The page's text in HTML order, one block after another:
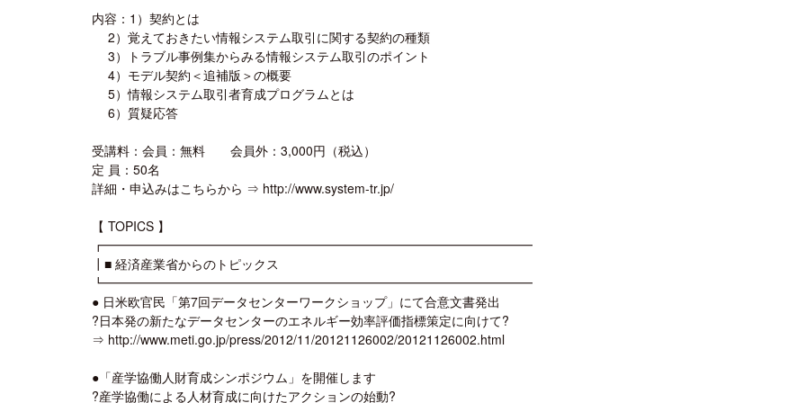
内容：1）契約とは
2）覚えておきたい情報システム取引に関する契約の種類
3）トラブル事例集からみる情報システム取引のポイント
4）モデル契約＜追補版＞の概要
5）情報システム取引者育成プログラムとは
6）質疑応答
受講料：会員：無料 会員外：3,000円（税込）
定 員：50名
詳細・申込みはこちらから ⇒ http://www.system-tr.jp/
【 TOPICS 】
┏━━━━━━━━━━━━━━━━━━━━━━━━━━━━━━━━━━
┃■ 経済産業省からのトピックス
┗━━━━━━━━━━━━━━━━━━━━━━━━━━━━━━━━━━
● 日米欧官民「第7回データセンターワークショップ」にて合意文書発出
?日本発の新たなデータセンターのエネルギー効率評価指標策定に向けて?
⇒ http://www.meti.go.jp/press/2012/11/20121126002/20121126002.html
●「産学協働人財育成シンポジウム」を開催します
?産学協働による人材育成に向けたアクションの始動?